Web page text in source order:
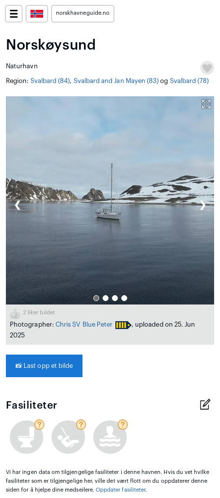
norskhavneguide.no
Norskøysund
Naturhavn
Region: Svalbard (84), Svalbard and Jan Mayen (83) og Svalbard (78)
❮ ❯
2 liker bildet
Photographer: Chris SV Blue Peter
, uploaded on 25. Jun
2025
📸 Last opp et bilde
Fasiliteter
Vi har ingen data om tilgjengelige fasiliteter i denne havnen. Hvis du vet hvilke
fasiliteter som er tilgjengelige her, ville det vært flott om du oppdaterer denne
siden for å hjelpe dine medseilere. Oppdater fasiliteter.